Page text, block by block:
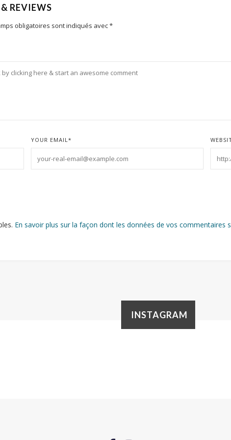
REVIEWS
obligatoires sont indiqués avec*
YOUR EMAIL*
En savoir plus sur la façon dont les données de vos commentaires
INSTAGRAM